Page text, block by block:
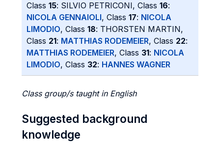
Class 15: SILVIO PETRICONI, Class 16:
NICOLA GENNAIOLI, Class 17: NICOLA
LIMODIO, Class 18: THORSTEN MARTIN,
Class 21: MATTHIAS RODEMEIER, Class 22:
MATTHIAS RODEMEIER, Class 31: NICOLA
LIMODIO, Class 32: HANNES WAGNER
Class group/s taught in English
Suggested background
knowledge